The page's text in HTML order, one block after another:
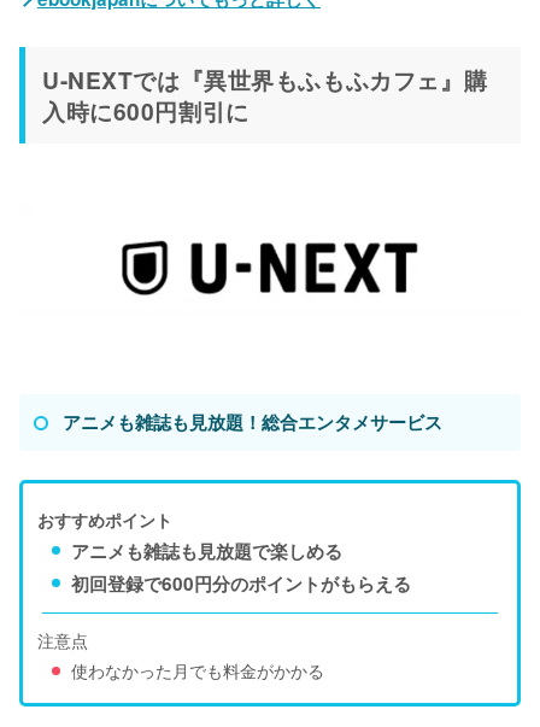
U-NEXTでは『異世界もふもふカフェ』購
入時に600円割引に
アニメも雑誌も見放題！総合エンタメサービス
おすすめポイント
アニメも雑誌も見放題で楽しめる
初回登録で600円分のポイントがもらえる
注意点
使わなかった月でも料金がかかる